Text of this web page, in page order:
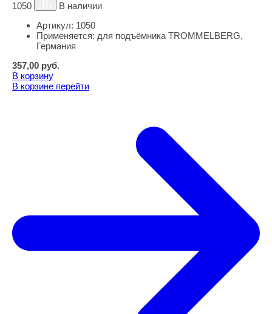
1050
В наличии
Артикул: 1050
Применяется: для подъёмника TROMMELBERG,
Германия
357,00 руб.
В корзину
В корзине перейти